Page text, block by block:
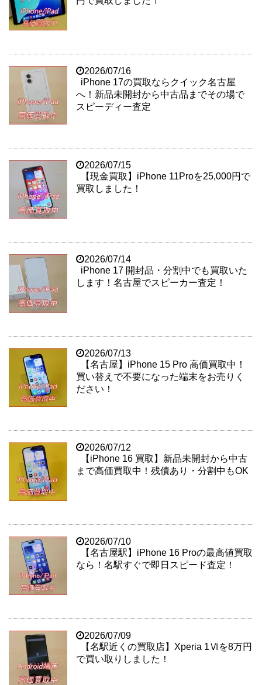
2026/07/16
iPhone 17の買取ならクイック名古屋
へ！新品未開封から中古品までその場で
スピーディー査定
2026/07/15
【現金買取】iPhone 11Proを25,000円で
買取しました！
2026/07/14
iPhone 17 開封品・分割中でも買取いた
します！名古屋でスピーカー査定！
2026/07/13
【名古屋】iPhone 15 Pro 高価買取中！
買い替えで不要になった端末をお売りく
ださい！
2026/07/12
【iPhone 16 買取】新品未開封から中古
まで高価買取中！残債あり・分割中もOK
2026/07/10
【名古屋駅】iPhone 16 Proの最高値買取
なら！名駅すぐで即日スピード査定！
2026/07/09
【名駅近くの買取店】Xperia 1Ⅵを8万円
で買い取りしました！